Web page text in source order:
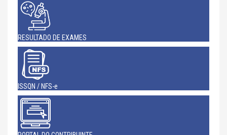
RESULTADO DE EXAMES
ISSQN / NFS-e